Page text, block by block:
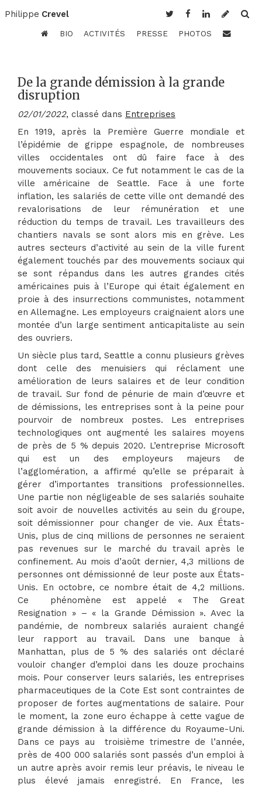
Philippe Crevel
BIO ACTIVITÉS PRESSE PHOTOS
De la grande démission à la grande
disruption
02/01/2022, classé dans Entreprises
En 1919, après la Première Guerre mondiale et
l’épidémie de grippe espagnole, de nombreuses
villes occidentales ont dû faire face à des
mouvements sociaux. Ce fut notamment le cas de la
ville américaine de Seattle. Face à une forte
inflation, les salariés de cette ville ont demandé des
revalorisations de leur rémunération et une
réduction du temps de travail. Les travailleurs des
chantiers navals se sont alors mis en grève. Les
autres secteurs d’activité au sein de la ville furent
également touchés par des mouvements sociaux qui
se sont répandus dans les autres grandes cités
américaines puis à l’Europe qui était également en
proie à des insurrections communistes, notamment
en Allemagne. Les employeurs craignaient alors une
montée d’un large sentiment anticapitaliste au sein
des ouvriers.
Un siècle plus tard, Seattle a connu plusieurs grèves
dont celle des menuisiers qui réclament une
amélioration de leurs salaires et de leur condition
de travail. Sur fond de pénurie de main d’œuvre et
de démissions, les entreprises sont à la peine pour
pourvoir de nombreux postes. Les entreprises
technologiques ont augmenté les salaires moyens
de près de 5 % depuis 2020. L’entreprise Microsoft
qui est un des employeurs majeurs de
l’agglomération, a affirmé qu’elle se préparait à
gérer d’importantes transitions professionnelles.
Une partie non négligeable de ses salariés souhaite
soit avoir de nouvelles activités au sein du groupe,
soit démissionner pour changer de vie. Aux États-
Unis, plus de cinq millions de personnes ne seraient
pas revenues sur le marché du travail après le
confinement. Au mois d’août dernier, 4,3 millions de
personnes ont démissionné de leur poste aux États-
Unis. En octobre, ce nombre était de 4,2 millions.
Ce phénomène est appelé « The Great
Resignation » – « la Grande Démission ». Avec la
pandémie, de nombreux salariés auraient changé
leur rapport au travail. Dans une banque à
Manhattan, plus de 5 % des salariés ont déclaré
vouloir changer d’emploi dans les douze prochains
mois. Pour conserver leurs salariés, les entreprises
pharmaceutiques de la Cote Est sont contraintes de
proposer de fortes augmentations de salaire. Pour
le moment, la zone euro échappe à cette vague de
grande démission à la différence du Royaume-Uni.
Dans ce pays au troisième trimestre de l’année,
près de 400 000 salariés sont passés d’un emploi à
un autre après avoir remis leur préavis, le niveau le
plus élevé jamais enregistré. En France, les